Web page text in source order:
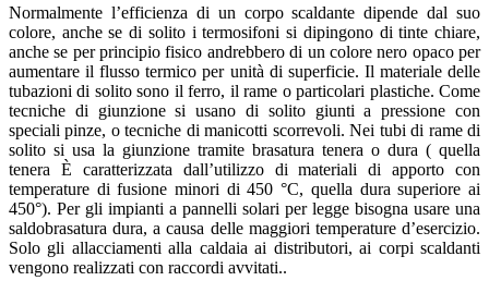
Normalmente l’efficienza di un corpo scaldante dipende dal suo
colore, anche se di solito i termosifoni si dipingono di tinte chiare,
anche se per principio fisico andrebbero di un colore nero opaco per
aumentare il flusso termico per unità di superficie. Il materiale delle
tubazioni di solito sono il ferro, il rame o particolari plastiche. Come
tecniche di giunzione si usano di solito giunti a pressione con
speciali pinze, o tecniche di manicotti scorrevoli. Nei tubi di rame di
solito si usa la giunzione tramite brasatura tenera o dura ( quella
tenera È caratterizzata dall’utilizzo di materiali di apporto con
temperature di fusione minori di 450 °C, quella dura superiore ai
450°). Per gli impianti a pannelli solari per legge bisogna usare una
saldobrasatura dura, a causa delle maggiori temperature d’esercizio.
Solo gli allacciamenti alla caldaia ai distributori, ai corpi scaldanti
vengono realizzati con raccordi avvitati..